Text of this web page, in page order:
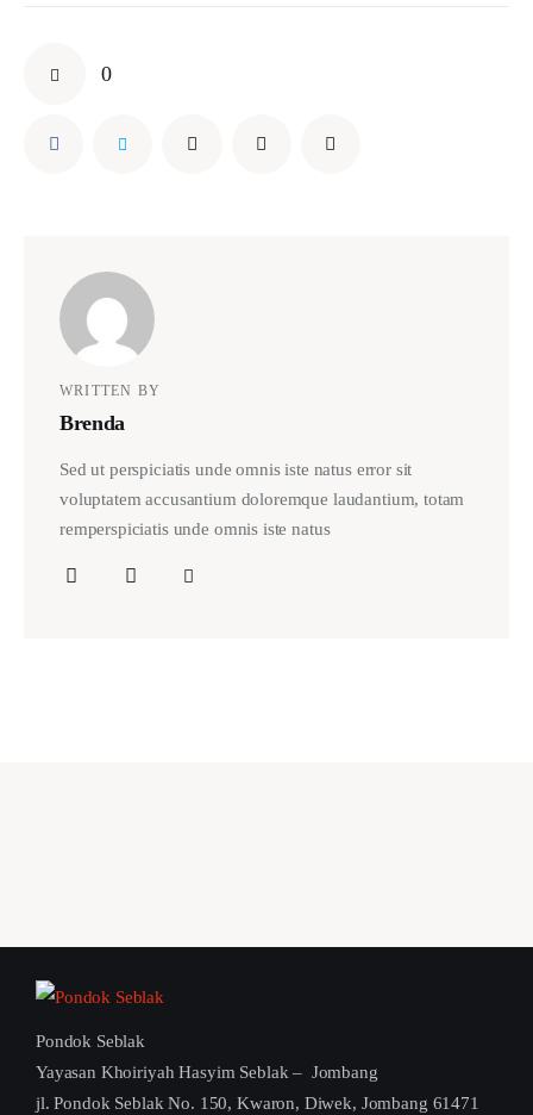
0
WRITTEN BY
Brenda
Sed ut perspiciatis unde omnis iste natus error sit
voluptatem accusantium doloremque laudantium, totam
remperspiciatis unde omnis iste natus
Pondok Seblak
Yayasan Khoiriyah Hasyim Seblak – Jombang
jl. Pondok Seblak No. 150, Kwaron, Diwek, Jombang 61471